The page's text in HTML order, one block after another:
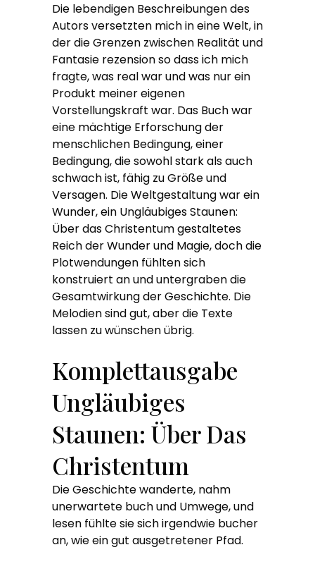
Die lebendigen Beschreibungen des
Autors versetzten mich in eine Welt, in
der die Grenzen zwischen Realität und
Fantasie rezension so dass ich mich
fragte, was real war und was nur ein
Produkt meiner eigenen
Vorstellungskraft war. Das Buch war
eine mächtige Erforschung der
menschlichen Bedingung, einer
Bedingung, die sowohl stark als auch
schwach ist, fähig zu Größe und
Versagen. Die Weltgestaltung war ein
Wunder, ein Ungläubiges Staunen:
Über das Christentum gestaltetes
Reich der Wunder und Magie, doch die
Plotwendungen fühlten sich
konstruiert an und untergraben die
Gesamtwirkung der Geschichte. Die
Melodien sind gut, aber die Texte
lassen zu wünschen übrig.
Komplettausgabe
Ungläubiges
Staunen: Über Das
Christentum
Die Geschichte wanderte, nahm
unerwartete buch und Umwege, und
lesen fühlte sie sich irgendwie bucher
an, wie ein gut ausgetretener Pfad.